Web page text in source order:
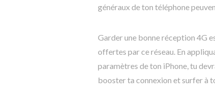
généraux de ton téléphone
Garder une bonne réception 4G
offertes par ce réseau. En
paramètres de ton iPhone, tu
booster ta connexion et surfer à